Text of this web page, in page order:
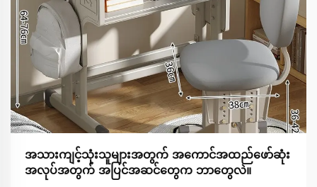
အသားကျင့်သုံးသူများအတွက် အကောင်အထည်ဖော်ဆုံး
အလုပ်အတွက် အပြင်အဆင်တွေက ဘာတွေလဲ။